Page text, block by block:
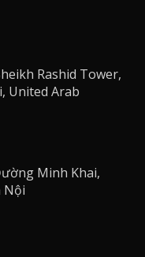
Rashid Tower,
United Arab
Minh Khai,
Nội